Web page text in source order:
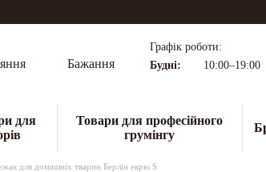
Бажання
Графік роботи:
Будні:
10:00–19:00
для
Товари для професійного
грумінгу
для домашніх тварин Берлін екрю S